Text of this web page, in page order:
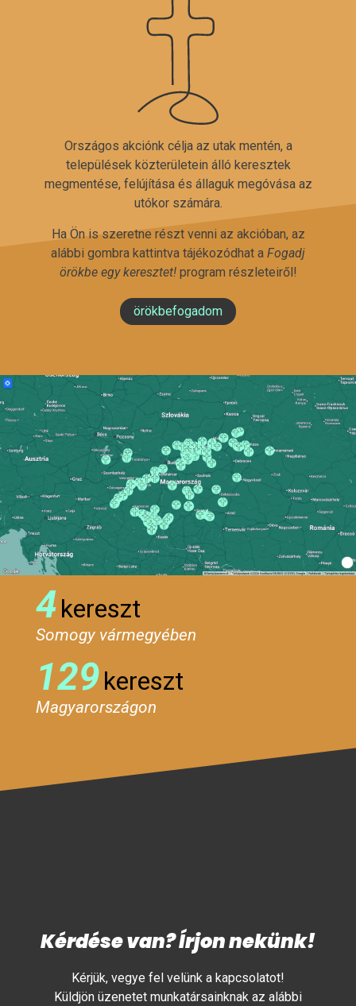
Országos akciónk célja az utak mentén, a
települések közterületein álló keresztek
megmentése, felújítása és állaguk megóvása az
utókor számára.
Ha Ön is szeretne részt venni az akcióban, az
alábbi gombra kattintva tájékozódhat a Fogadj
örökbe egy keresztet!program részleteiről!
örökbefogadom
4kereszt
Somogy vármegyében
129kereszt
Magyarországon
Kérdése van? Írjon nekünk!
Kérjük, vegye fel velünk a kapcsolatot!
Küldjön üzenetet munkatársainknak az alábbi